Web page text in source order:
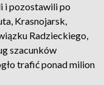
i pozostawili po
Krasnojarsk,
Radzieckiego,
szacunków
trafić ponad milion